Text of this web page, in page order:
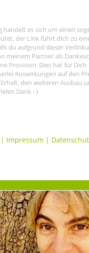
handelt es sich um einen
der Link führt dich zu
du aufgrund dieser
meinem Partner als
Provision. Dies hat für Dich
Auswirkungen auf den
den weiteren Ausbau
Dank :-)
| Impressum |